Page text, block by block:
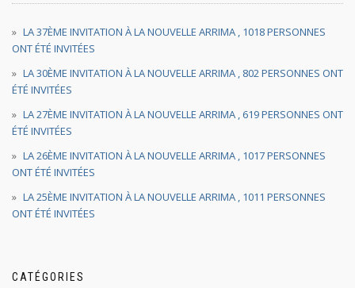
LA 37ÈME INVITATION À LA NOUVELLE ARRIMA , 1018 PERSONNES
ONT ÉTÉ INVITÉES
LA 30ÈME INVITATION À LA NOUVELLE ARRIMA , 802 PERSONNES ONT
ÉTÉ INVITÉES
LA 27ÈME INVITATION À LA NOUVELLE ARRIMA , 619 PERSONNES ONT
ÉTÉ INVITÉES
LA 26ÈME INVITATION À LA NOUVELLE ARRIMA , 1017 PERSONNES
ONT ÉTÉ INVITÉES
LA 25ÈME INVITATION À LA NOUVELLE ARRIMA , 1011 PERSONNES
ONT ÉTÉ INVITÉES
CATÉGORIES